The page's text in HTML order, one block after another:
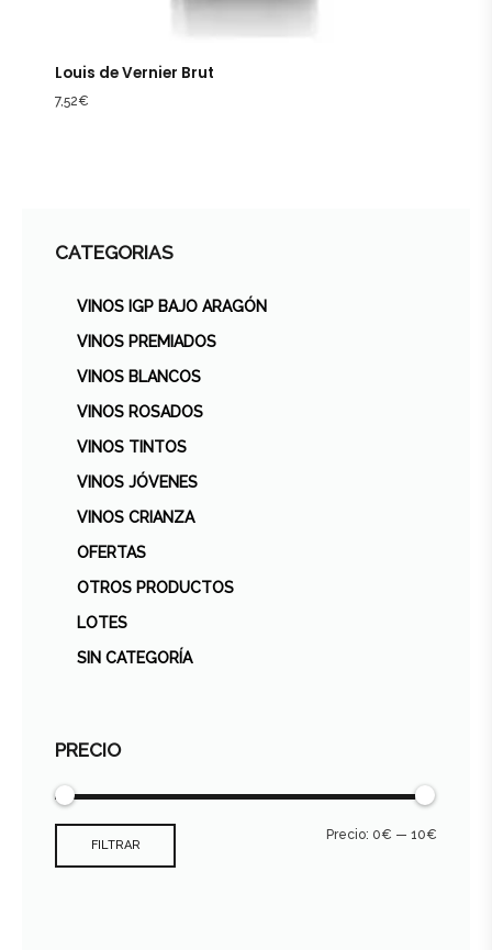
CATEGORIAS
VINOS IGP BAJO ARAGÓN
VINOS PREMIADOS
VINOS BLANCOS
VINOS ROSADOS
VINOS TINTOS
VINOS JÓVENES
VINOS CRIANZA
OFERTAS
OTROS PRODUCTOS
LOTES
SIN CATEGORÍA
PRECIO
FILTRAR
Precio: 0€ — 10€
Louis de Vernier Brut
7,52€